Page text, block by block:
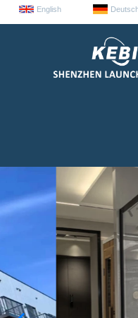
English